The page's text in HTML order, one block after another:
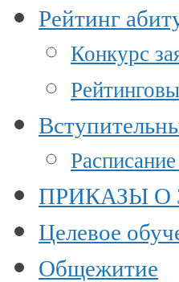
Рейтинг
Конкурс
ПРИКАЗЫ О
Целевое
Общежитие